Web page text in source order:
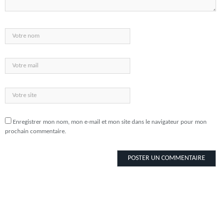
Enregistrer mon nom, mon e-mail et mon site dans le navigateur pour mon
prochain commentaire.